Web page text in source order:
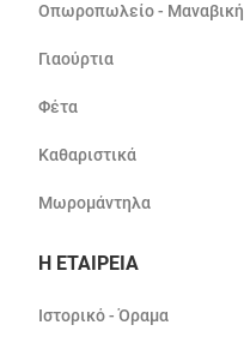
Οπωροπωλείο - Μαναβική
Γιαούρτια
Φέτα
Καθαριστικά
Μωρομάντηλα
Η ΕΤΑΙΡΕΙΑ
Ιστορικό - Όραμα